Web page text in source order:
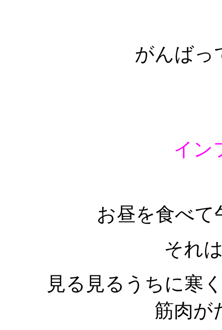
がんばっ
イン
お昼を食べて
それ
見る見るうちに寒
筋肉が